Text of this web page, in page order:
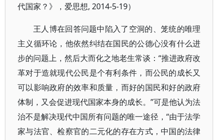
代国家？》，爱思想, 2014-5-19）
王人博在回答问题中陷入了空洞的、笼统的唯理
主义循环论，他依然纠结在国民的公德心没有什么进
步的问题上，然后大而化之地老生常谈：“推进政府改
革对于造就现代公民是个有利条件，而公民的成长又
可以影响政府的效率和质量，而好的国民和好的政府
体制，又会促进现代国家本身的成长。”可是他认为法
治不是解决现代中国所有问题的唯一途径，“由于法学
家与法官、检察官的二元化的存在方式，中国的法律